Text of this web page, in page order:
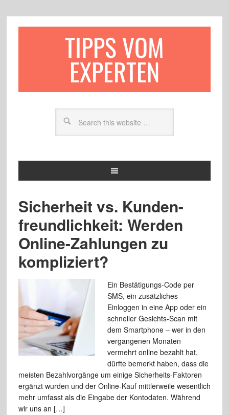
TIPPS VOM
EXPERTEN
Sicherheit vs. Kunden-
freundlichkeit: Werden
Online-Zahlungen zu
kompliziert?
Ein Bestätigungs-Code per
SMS, ein zusätzliches
Einloggen in eine App oder ein
schneller Gesichts-Scan mit
dem Smartphone – wer in den
vergangenen Monaten
vermehrt online bezahlt hat,
dürfte bemerkt haben, dass die
meisten Bezahlvorgänge um einige Sicherheits-Faktoren
ergänzt wurden und der Online-Kauf mittlerweile wesentlich
mehr umfasst als die Eingabe der Kontodaten. Während
wir uns an […]